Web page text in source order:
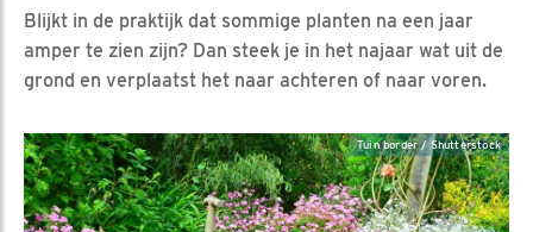
Blijkt in de praktijk dat sommige planten na een jaar
amper te zien zijn? Dan steek je in het najaar wat uit de
grond en verplaatst het naar achteren of naar voren.
Tuin border / Shutterstock